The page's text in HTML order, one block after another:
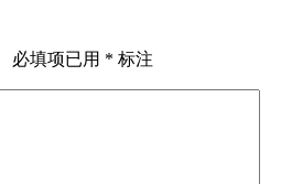
必填项已用 * 标注